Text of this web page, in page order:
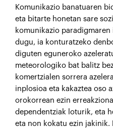
Komunikazio banatuaren
eta bitarte honetan sare
komunikazio
dugu, ia konturatzeko
diguten eguneroko
meteorologiko bat balitz
komertzialen sorrera
inplosioa eta kakaztea oso
orokorrean ezin
dependentziak loturik, eta
eta non kokatu ezin jakinik.